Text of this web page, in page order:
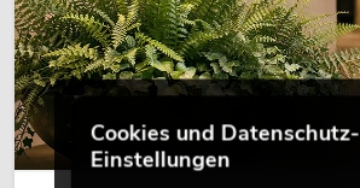
Cookies und Datenschutz-
Einstellungen